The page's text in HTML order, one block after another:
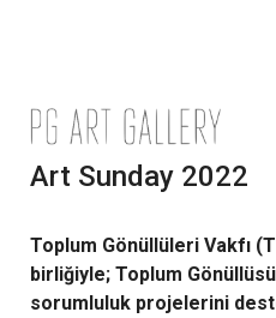
Art Sunday 2022
Toplum Gönüllüleri Vakfı
birliğiyle; Toplum
sorumluluk projelerini